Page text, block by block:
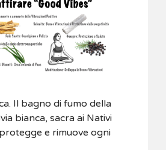
Il bagno di fumo della
bianca, sacra ai Nativi
e rimuove ogni